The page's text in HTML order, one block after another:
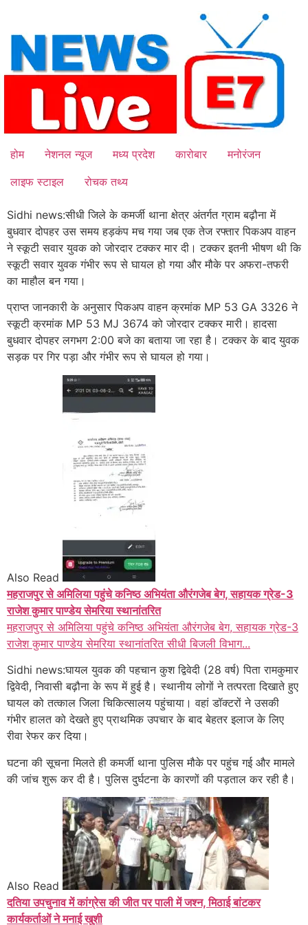
content
होम नेशनल न्यूज मध्य प्रदेश कारोबार
मनोरंजन
लाइफ स्टाइल
रोचक तथ्य
Sidhi news:सीधी जिले के कमर्जी थाना क्षेत्र अंतर्गत ग्राम बढ़ौना में
बुधवार दोपहर उस समय हड़कंप मच गया जब एक तेज रफ्तार पिकअप वाहन
ने स्कूटी सवार युवक को जोरदार टक्कर मार दी। टक्कर इतनी भीषण थी कि
स्कूटी सवार युवक गंभीर रूप से घायल हो गया और मौके पर अफरा-तफरी
का माहौल बन गया।
प्राप्त जानकारी के अनुसार पिकअप वाहन क्रमांक MP 53 GA 3326 ने
स्कूटी क्रमांक MP 53 MJ 3674 को जोरदार टक्कर मारी। हादसा
बुधवार दोपहर लगभग 2:00 बजे का बताया जा रहा है। टक्कर के बाद युवक
सड़क पर गिर पड़ा और गंभीर रूप से घायल हो गया।
Also Read
महराजपुर से अमिलिया पहुंचे कनिष्ठ अभियंता औरंगजेब बेग, सहायक ग्रेड-3
राजेश कुमार पाण्डेय सेमरिया स्थानांतरित
महराजपुर से अमिलिया पहुंचे कनिष्ठ अभियंता औरंगजेब बेग, सहायक ग्रेड-3
राजेश कुमार पाण्डेय सेमरिया स्थानांतरित सीधी बिजली विभाग...
Sidhi news:घायल युवक की पहचान कुश द्विवेदी (28 वर्ष) पिता रामकुमार
द्विवेदी, निवासी बढ़ौना के रूप में हुई है। स्थानीय लोगों ने तत्परता दिखाते हुए
घायल को तत्काल जिला चिकित्सालय पहुंचाया। वहां डॉक्टरों ने उसकी
गंभीर हालत को देखते हुए प्राथमिक उपचार के बाद बेहतर इलाज के लिए
रीवा रेफर कर दिया।
घटना की सूचना मिलते ही कमर्जी थाना पुलिस मौके पर पहुंच गई और मामले
की जांच शुरू कर दी है। पुलिस दुर्घटना के कारणों की पड़ताल कर रही है।
Also Read
दतिया उपचुनाव में कांग्रेस की जीत पर पाली में जश्न, मिठाई बांटकर
कार्यकर्ताओं ने मनाई खुशी